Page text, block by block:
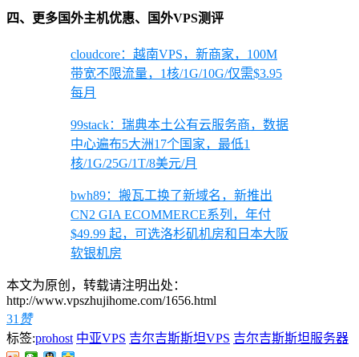
四、更多国外主机优惠、国外VPS测评
cloudcore：越南VPS，新商家，100M
带宽不限流量，1核/1G/10G/仅需$3.95
每月
99stack：瑞典本土公有云服务商，数据
中心遍布5大洲17个国家，最低1
核/1G/25G/1T/8美元/月
bwh89：搬瓦工换了新域名，新推出
CN2 GIA ECOMMERCE系列，年付
$49.99 起，可选洛杉矶机房和日本大阪
软银机房
本文为原创，转载请注明出处：
http://www.vpszhujihome.com/1656.html
31 赞
标签:prohost 中亚VPS 吉尔吉斯斯坦VPS 吉尔吉斯斯坦服务器